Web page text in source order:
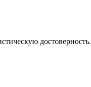
достоверность.